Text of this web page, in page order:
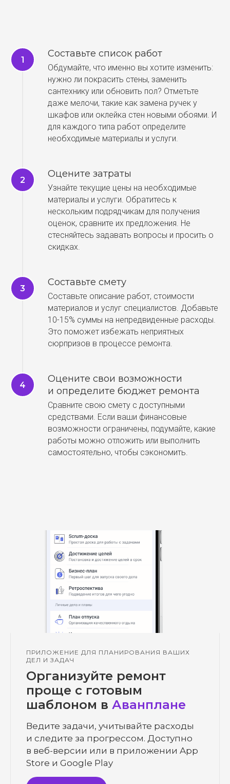
Составьте список работ
Обдумайте, что именно вы хотите изменить:
нужно ли покрасить стены, заменить
сантехнику или обновить пол? Отметьте
даже мелочи, такие как замена ручек у
шкафов или оклейка стен новыми обоями. И
для каждого типа работ определите
необходимые материалы и услуги.
Оцените затраты
Узнайте текущие цены на необходимые
материалы и услуги. Обратитесь к
нескольким подрядчикам для получения
оценок, сравните их предложения. Не
стесняйтесь задавать вопросы и просить о
скидках.
Составьте смету
Составьте описание работ, стоимости
материалов и услуг специалистов. Добавьте
10-15% суммы на непредвиденные расходы.
Это поможет избежать неприятных
сюрпризов в процессе ремонта.
Оцените свои возможности
и определите бюджет ремонта
Сравните свою смету с доступными
средствами. Если ваши финансовые
возможности ограничены, подумайте, какие
работы можно отложить или выполнить
самостоятельно, чтобы сэкономить.
ПРИЛОЖЕНИЕ ДЛЯ ПЛАНИРОВАНИЯ ВАШИХ
ДЕЛ И ЗАДАЧ
Организуйте ремонт
проще с готовым
шаблоном в Аванплане
Ведите задачи, учитывайте расходы
и следите за прогрессом. Доступно
в веб-версии или в приложении App
Store и Google Play